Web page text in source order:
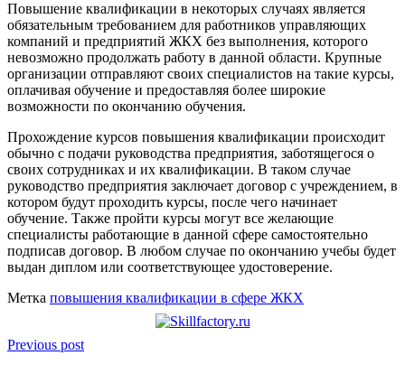
Повышение квалификации в некоторых случаях является
обязательным требованием для работников управляющих
компаний и предприятий ЖКХ без выполнения, которого
невозможно продолжать работу в данной области. Крупные
организации отправляют своих специалистов на такие курсы,
оплачивая обучение и предоставляя более широкие
возможности по окончанию обучения.
Прохождение курсов повышения квалификации происходит
обычно с подачи руководства предприятия, заботящегося о
своих сотрудниках и их квалификации. В таком случае
руководство предприятия заключает договор с учреждением, в
котором будут проходить курсы, после чего начинает
обучение. Также пройти курсы могут все желающие
специалисты работающие в данной сфере самостоятельно
подписав договор. В любом случае по окончанию учебы будет
выдан диплом или соответствующее удостоверение.
Метка повышения квалификации в сфере ЖКХ
Previous post